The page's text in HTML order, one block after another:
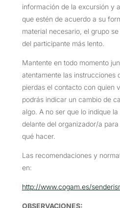
información de la excursión y
que estén de acuerdo a su
material necesario, el grupo
del participante más lento.
Mantente en todo momento
atentamente las instrucciones
pierdas el contacto con quien
podrás indicar un cambio de
algo. A no ser que lo indique
delante del organizador/a
qué hacer.
Las recomendaciones y
en:
http://www.cogam.es/
OBSERVACIONES: